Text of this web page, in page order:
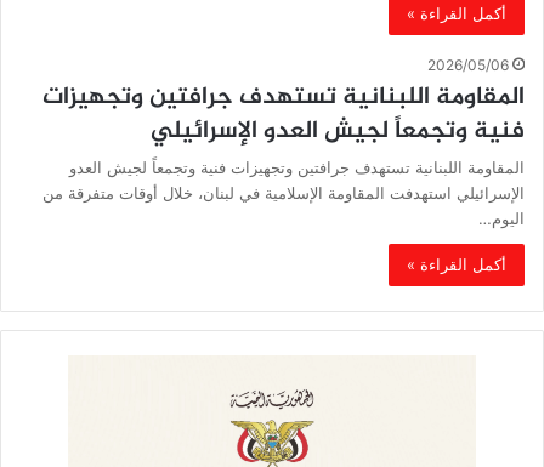
أكمل القراءة »
2026/05/06
المقاومة اللبنانية تستهدف جرافتين وتجهيزات
فنية وتجمعاً لجيش العدو الإسرائيلي
المقاومة اللبنانية تستهدف جرافتين وتجهيزات فنية وتجمعاً لجيش العدو
الإسرائيلي استهدفت المقاومة الإسلامية في لبنان، خلال أوقات متفرقة من
اليوم…
أكمل القراءة »